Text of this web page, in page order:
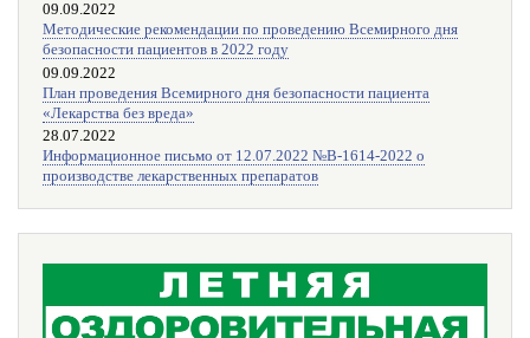
09.09.2022
Методические рекомендации по проведению Всемирного дня
безопасности пациентов в 2022 году
09.09.2022
План проведения Всемирного дня безопасности пациента
«Лекарства без вреда»
28.07.2022
Информационное письмо от 12.07.2022 №В-1614-2022 о
производстве лекарственных препаратов